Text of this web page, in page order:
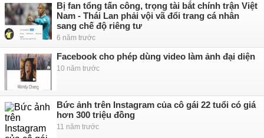
Bị fan tổng tấn công, trọng tài bắt chính trận Việt
Nam - Thái Lan phải vội vã đổi trang cá nhân
sang chế độ riêng tư
6 năm trước
Facebook cho phép dùng video làm ảnh đại diện
10 năm trước
Bức ảnh trên Instagram của cô gái 22 tuổi có giá
hơn 300 triệu đồng
11 năm trước